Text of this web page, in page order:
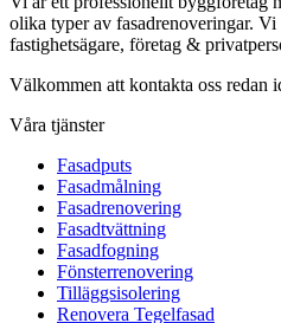
olika typer av fasadrenoveringar. Vi
fastighetsägare, företag &
Välkommen att kontakta oss redan
Våra tjänster
Fasadputs
Fasadmålning
Fasadrenovering
Fasadtvättning
Fasadfogning
Fönsterrenovering
Tilläggsisolering
Renovera Tegelfasad